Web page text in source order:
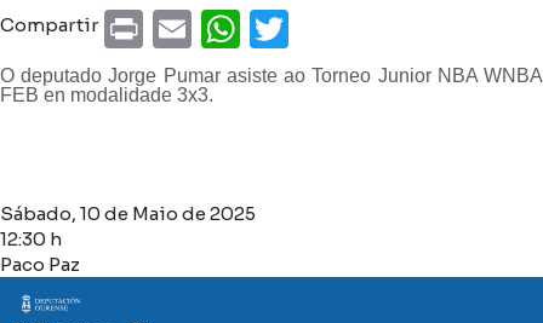
Compartir PrintEmailWhatsApp
O deputado Jorge Pumar asiste ao Torneo Junior NBA WNBA
FEB en modalidade 3x3.
Sábado, 10 de Maio de 2025
12:30 h
Paco Paz
Imaxe